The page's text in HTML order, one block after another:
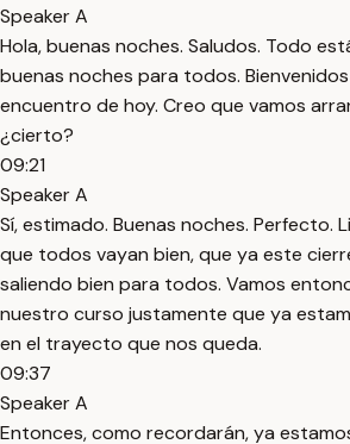
Speaker A
Hola, buenas noches. Saludos. Todo
buenas noches para todos.
encuentro de hoy. Creo que vamos
¿cierto?
09:21
Speaker A
Sí, estimado. Buenas noches. Perfecto.
que todos vayan bien, que ya este
saliendo bien para todos. Vamos
nuestro curso justamente que ya
en el trayecto que nos queda.
09:37
Speaker A
Entonces, como recordarán, ya